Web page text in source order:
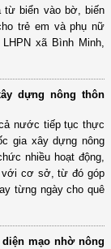
từ biển vào bờ, biến
trẻ em và phụ nữ
xã Bình Minh,
dựng nông thôn
nước tiếp tục thực
gia xây dựng nông
nhiều hoạt động,
với cơ sở, từ đó góp
từng ngày cho quê
mạo nhờ nông